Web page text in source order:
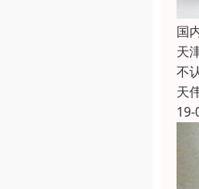
国
天
不
天
19-